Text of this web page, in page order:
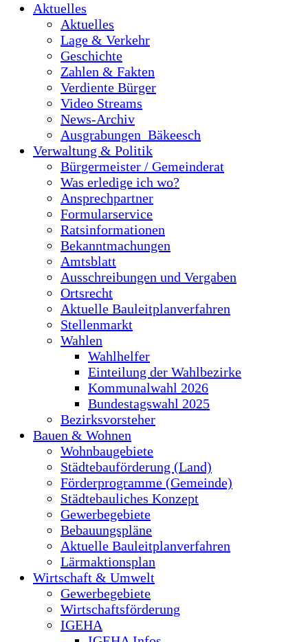
Aktuelles
Aktuelles
Lage & Verkehr
Geschichte
Zahlen & Fakten
Verdiente Bürger
Video Streams
News-Archiv
Ausgrabungen_Bäkeesch
Verwaltung & Politik
Bürgermeister / Gemeinderat
Was erledige ich wo?
Ansprechpartner
Formularservice
Ratsinformationen
Bekanntmachungen
Amtsblatt
Ausschreibungen und Vergaben
Ortsrecht
Aktuelle Bauleitplanverfahren
Stellenmarkt
Wahlen
Wahlhelfer
Einteilung der Wahlbezirke
Kommunalwahl 2026
Bundestagswahl 2025
Bezirksvorsteher
Bauen & Wohnen
Wohnbaugebiete
Städtebauförderung (Land)
Förderprogramme (Gemeinde)
Städtebauliches Konzept
Gewerbegebiete
Bebauungspläne
Aktuelle Bauleitplanverfahren
Lärmaktionsplan
Wirtschaft & Umwelt
Gewerbegebiete
Wirtschaftsförderung
IGEHA